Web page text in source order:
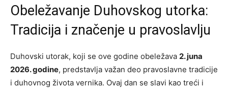
Obeležavanje Duhovskog utorka:
Tradicija i značenje u pravoslavlju
Duhovski utorak, koji se ove godine obeležava 2. juna
2026. godine, predstavlja važan deo pravoslavne tradicije
i duhovnog života vernika. Ovaj dan se slavi kao treći i